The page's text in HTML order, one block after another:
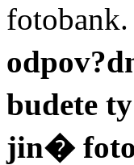
fotobank.
budete
jin�